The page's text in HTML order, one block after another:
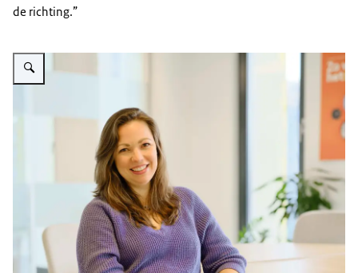
de richting.”
Vergroot afbeelding Joline Heusinkveld